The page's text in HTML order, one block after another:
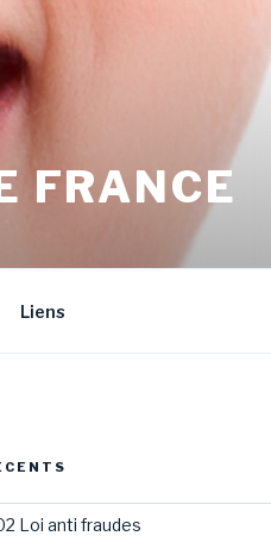
FRANCE
Liens
Loi anti fraudes